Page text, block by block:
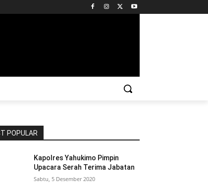
POPULAR
Kapolres Yahukimo Pimpin
Upacara Serah Terima Jabatan
Sabtu, 5 Desember 2020